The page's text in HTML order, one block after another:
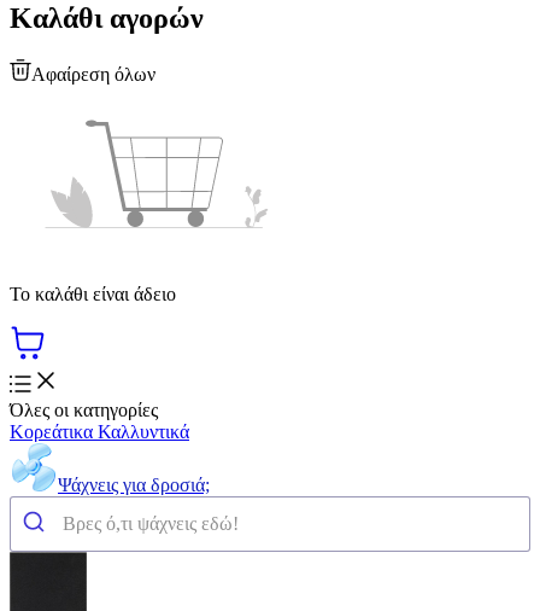
Καλάθι αγορών
Αφαίρεση όλων
Το καλάθι είναι άδειο
Όλες οι κατηγορίες
Κορεάτικα Καλλυντικά
Ψάχνεις για δροσιά;